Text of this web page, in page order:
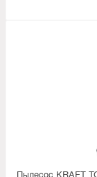
Пылесос KRAFT